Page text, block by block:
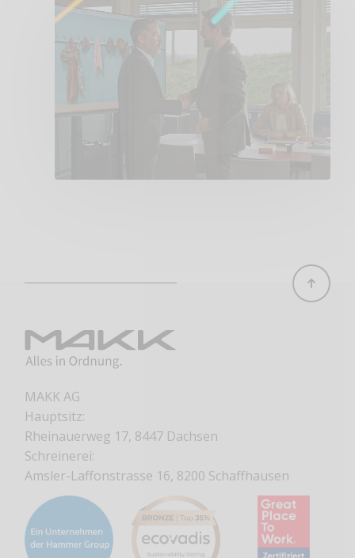
MAKK AG
Hauptsitz:
Rheinauerweg 17, 8447 Dachsen
Schreinerei:
Amsler-Laffonstrasse 16, 8200 Schaffhausen